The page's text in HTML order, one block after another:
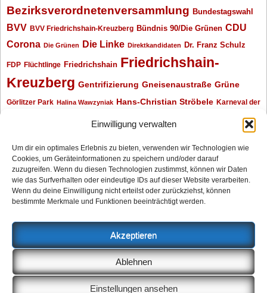
Einwilligung verwalten
Um dir ein optimales Erlebnis zu bieten, verwenden wir Technologien wie
Cookies, um Geräteinformationen zu speichern und/oder darauf
zuzugreifen. Wenn du diesen Technologien zustimmst, können wir Daten
wie das Surfverhalten oder eindeutige IDs auf dieser Website verarbeiten.
Wenn du deine Einwilligung nicht erteilst oder zurückziehst, können
bestimmte Merkmale und Funktionen beeinträchtigt werden.
Akzeptieren
Ablehnen
Einstellungen ansehen
Bezirksverordnetenversammlung Bundestagswahl
BVV BVV Friedrichshain-Kreuzberg Bündnis 90/Die Grünen CDU
Corona Die Grünen Die Linke Direktkandidaten Dr. Franz Schulz
FDP Flüchtlinge Friedrichshain Friedrichshain-
Kreuzberg Gentrifizierung Gneisenaustraße Grüne
Görlitzer Park Halina Wawzyniak Hans-Christian Ströbele Karneval der
Neukölln Oliver Nöll Oranienplatz Piraten Piratenpartei Polizeimeldungen
Redaktionsgespräch Senat SPD
Archiv
Archiv
Impressum
Datenschutzerklärung
Anzeigen